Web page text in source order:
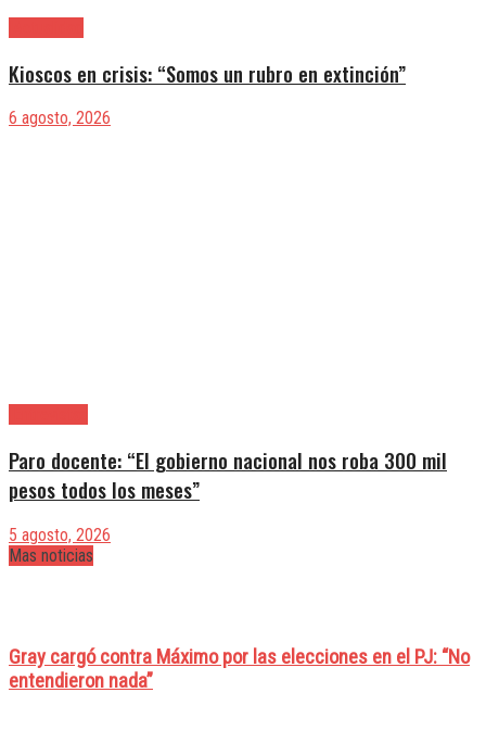
Kioscos en crisis: “Somos un rubro en extinción”
6 agosto, 2026
Paro docente: “El gobierno nacional nos roba 300 mil
pesos todos los meses”
5 agosto, 2026
Mas noticias
Gray cargó contra Máximo por las elecciones en el PJ: “No
entendieron nada”